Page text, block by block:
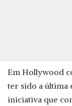
Em Hollywood
ter sido a última
iniciativa que